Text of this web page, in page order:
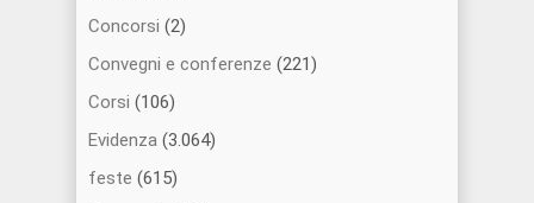
Concorsi (2)
Convegni e conferenze (221)
Corsi (106)
Evidenza (3.064)
feste (615)